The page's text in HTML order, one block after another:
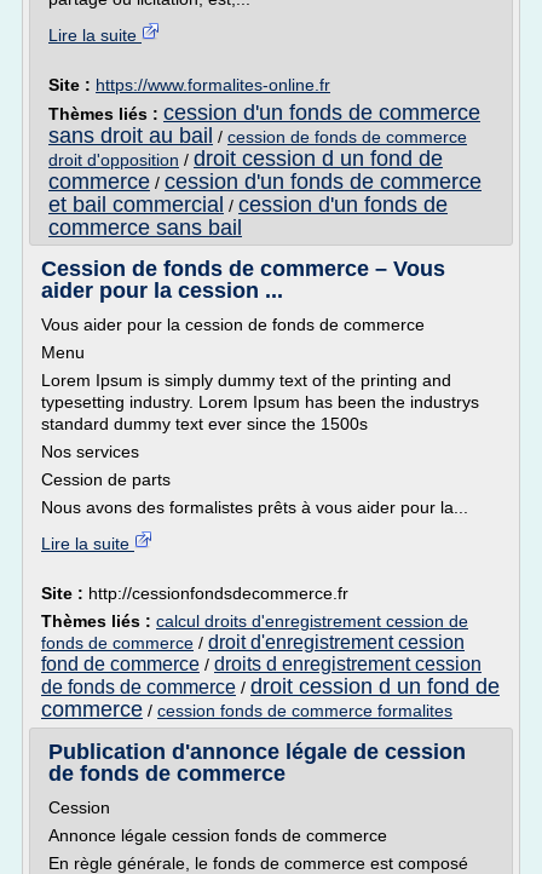
Lire la suite
Site : https://www.formalites-online.fr
Thèmes liés : cession d'un fonds de commerce
sans droit au bail / cession de fonds de commerce
droit d'opposition / droit cession d un fond de
commerce / cession d'un fonds de commerce
et bail commercial / cession d'un fonds de
commerce sans bail
Cession de fonds de commerce – Vous
aider pour la cession ...
Vous aider pour la cession de fonds de commerce
Menu
Lorem Ipsum is simply dummy text of the printing and
typesetting industry. Lorem Ipsum has been the industrys
standard dummy text ever since the 1500s
Nos services
Cession de parts
Nous avons des formalistes prêts à vous aider pour la...
Lire la suite
Site : http://cessionfondsdecommerce.fr
Thèmes liés : calcul droits d'enregistrement cession de
fonds de commerce / droit d'enregistrement cession
fond de commerce / droits d enregistrement cession
de fonds de commerce / droit cession d un fond de
commerce / cession fonds de commerce formalites
Publication d'annonce légale de cession
de fonds de commerce
Cession
Annonce légale cession fonds de commerce
En règle générale, le fonds de commerce est composé